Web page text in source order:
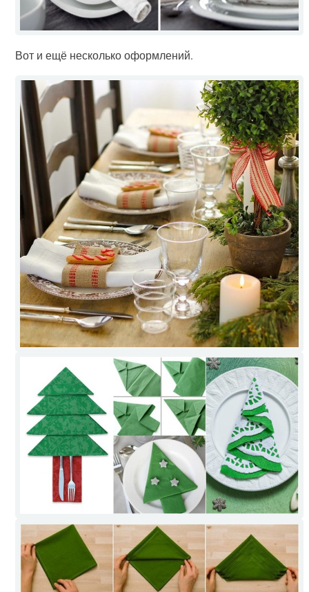
Вот и ещё несколько оформлений.